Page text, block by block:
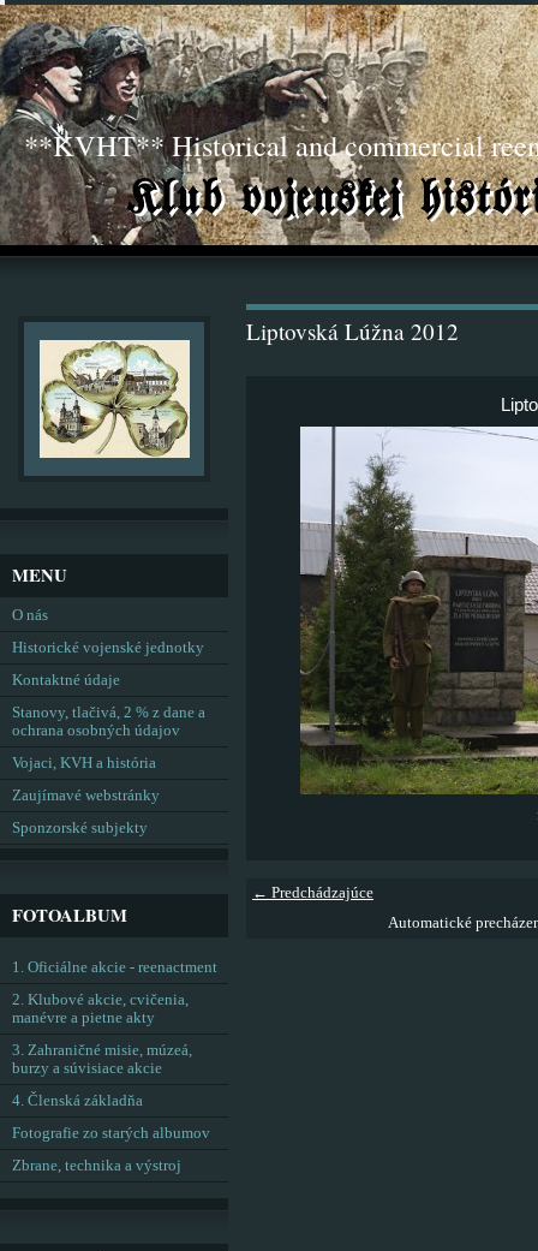
**KVHT** Historical and commercial
Liptovská Lúžna 2012
← Predchádzajúce
Automatické
MENU
O nás
Historické vojenské jednotky
Kontaktné údaje
Stanovy, tlačivá, 2 % z dane a
ochrana osobných údajov
Vojaci, KVH a história
Zaujímavé webstránky
Sponzorské subjekty
FOTOALBUM
1. Oficiálne akcie - reenactment
2. Klubové akcie, cvičenia,
manévre a pietne akty
3. Zahraničné misie, múzeá,
burzy a súvisiace akcie
4. Členská základňa
Fotografie zo starých albumov
Zbrane, technika a výstroj